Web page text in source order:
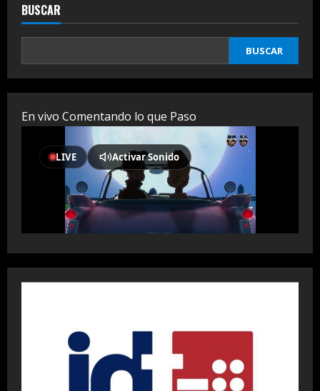
BUSCAR
BUSCAR
En vivo Comentando lo que Paso